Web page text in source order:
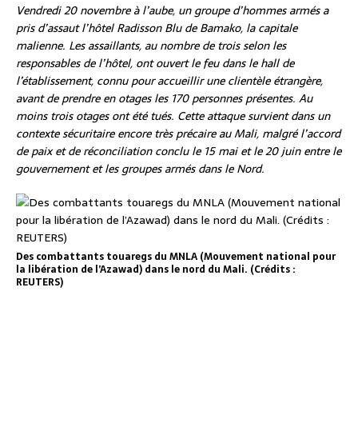
Vendredi 20 novembre à l’aube, un groupe d’hommes armés a
pris d’assaut l’hôtel Radisson Blu de Bamako, la capitale
malienne. Les assaillants, au nombre de trois selon les
responsables de l’hôtel, ont ouvert le feu dans le hall de
l’établissement, connu pour accueillir une clientèle étrangère,
avant de prendre en otages les 170 personnes présentes. Au
moins trois otages ont été tués. Cette attaque survient dans un
contexte sécuritaire encore très précaire au Mali, malgré l’accord
de paix et de réconciliation conclu le 15 mai et le 20 juin entre le
gouvernement et les groupes armés dans le Nord.
Des combattants touaregs du MNLA (Mouvement national pour
la libération de l’Azawad) dans le nord du Mali. (Crédits :
REUTERS)